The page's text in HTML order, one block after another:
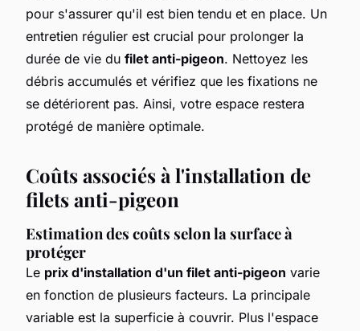
pour s'assurer qu'il est bien tendu et en place. Un
entretien régulier est crucial pour prolonger la
durée de vie du filet anti-pigeon. Nettoyez les
débris accumulés et vérifiez que les fixations ne
se détériorent pas. Ainsi, votre espace restera
protégé de manière optimale.
Coûts associés à l'installation de
filets anti-pigeon
Estimation des coûts selon la surface à
protéger
Le prix d'installation d'un filet anti-pigeon varie
en fonction de plusieurs facteurs. La principale
variable est la superficie à couvrir. Plus l'espace